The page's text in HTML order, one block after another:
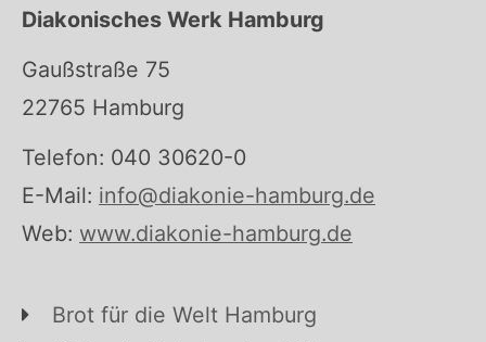
Diakonisches Werk Hamburg
Gaußstraße 75
22765 Hamburg
Telefon: 040 30620-0
E-Mail: info@diakonie-hamburg.de
Web: www.diakonie-hamburg.de
Brot für die Welt Hamburg